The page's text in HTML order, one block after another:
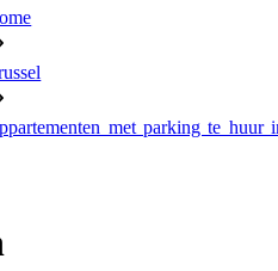
met parking te huur